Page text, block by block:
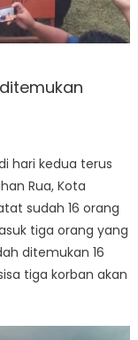
hari kedua terus
Rua, Kota
sudah 16 orang
tiga orang yang
ditemukan 16
tiga korban akan